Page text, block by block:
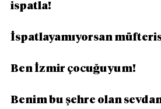
ispatla!
İspatlayamıyorsan
Ben İzmir çocuğuyum!
Benim bu şehre olan